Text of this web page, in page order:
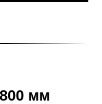
мм